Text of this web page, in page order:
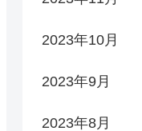
2023年10月
2023年9月
2023年8月